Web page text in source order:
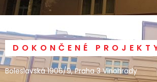
DOKONČENÉ
Boleslavská 1906/9, Praha 3 Vinohrady